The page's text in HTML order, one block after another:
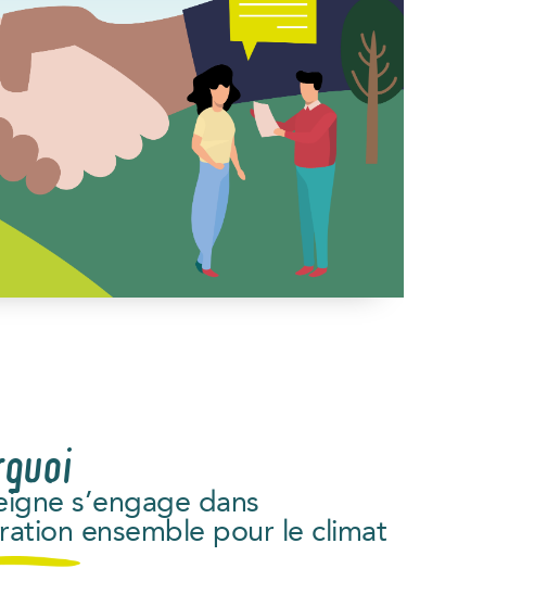
s’engage dans
ensemble pour le climat